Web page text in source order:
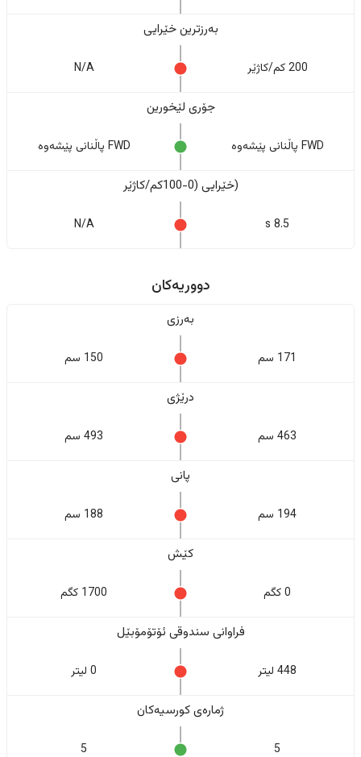
بەرزترین خێرایی
200 کم/کاژێر N/A
جۆری لێخورین
FWD پاڵنانی پێشەوە FWD پاڵنانی پێشەوە
(خێرایی (0-100کم/کاژێر
8.5 s
N/A
دووریەکان
بەرزی
171 سم 150 سم
درێژی
463 سم 493 سم
پانی
194 سم 188 سم
کێش
0 کگم 1700 کگم
فراوانی سندوقی ئۆتۆمۆبێل
448 لیتر 0 لیتر
ژمارەی کورسیەکان
5
5